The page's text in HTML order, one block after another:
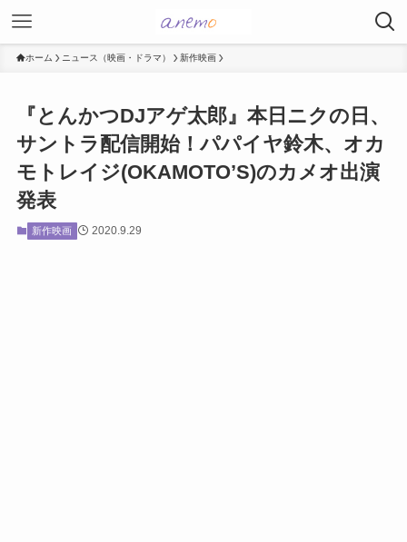
ホーム ニュース（映画・ドラマ） 新作映画
『とんかつDJアゲ太郎』本日ニクの日、
サントラ配信開始！パパイヤ鈴木、オカ
モトレイジ(OKAMOTO’S)のカメオ出演
発表
新作映画 2020.9.29